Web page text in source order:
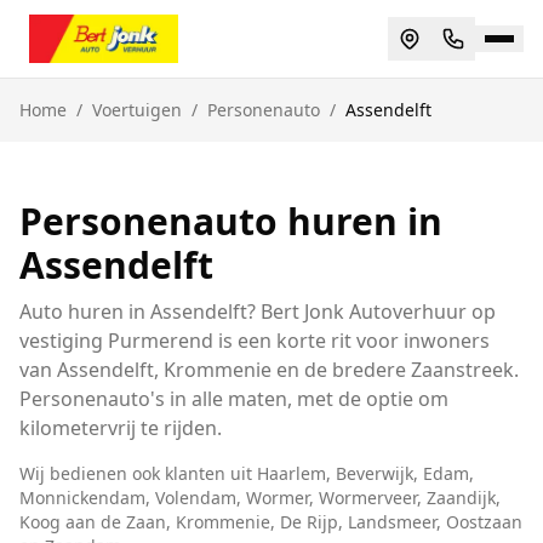
Home / Voertuigen / Personenauto / Assendelft
Personenauto huren in
Assendelft
Auto huren in Assendelft? Bert Jonk Autoverhuur op
vestiging Purmerend is een korte rit voor inwoners
van Assendelft, Krommenie en de bredere Zaanstreek.
Personenauto's in alle maten, met de optie om
kilometervrij te rijden.
Wij bedienen ook klanten uit Haarlem, Beverwijk, Edam,
Monnickendam, Volendam, Wormer, Wormerveer, Zaandijk,
Koog aan de Zaan, Krommenie, De Rijp, Landsmeer, Oostzaan